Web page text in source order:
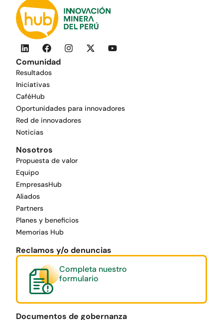
Comunidad
Resultados
Iniciativas
CaféHub
Oportunidades para innovadores
Red de innovadores
Noticias
Nosotros
Propuesta de valor
Equipo
EmpresasHub
Aliados
Partners
Planes y beneficios
Memorias Hub
Reclamos y/o denuncias
Completa nuestro
formulario
Documentos de gobernanza